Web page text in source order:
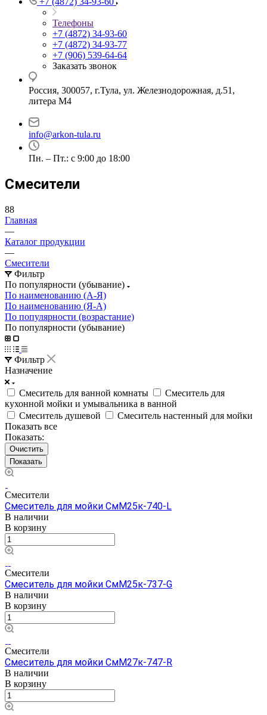
Телефоны
+7 (4872) 34-93-60
+7 (4872) 34-93-77
+7 (906) 539-64-64
Заказать звонок
Россия, 300057, г.Тула, ул. Железнодорожная, д.51,
литера М4
info@arkon-tula.ru
Пн. – Пт.: с 9:00 до 18:00
Смесители
88
Главная
—
Каталог продукции
—
Смесители
Фильтр
По популярности (убывание)
По наименованию (А-Я)
По наименованию (Я-А)
По популярности (возрастание)
По популярности (убывание)
Фильтр
Назначение
Смеситель для ванной комнаты
Смеситель для
кухонной мойки и умывальника в ванной
Смеситель душевой
Смеситель настенный для мойки
Показать все
Показать:
Очистить
Смесители
Смеситель для мойки СмМ25к-740-L
В наличии
В корзину
Смесители
Смеситель для мойки СмМ25к-737-G
В наличии
В корзину
Смесители
Смеситель для мойки СмМ27к-747-R
В наличии
В корзину